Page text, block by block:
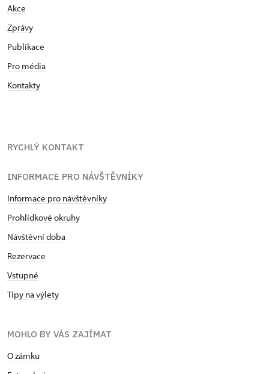
Akce
Zprávy
Publikace
Pro média
Kontakty
RYCHLÝ KONTAKT
INFORMACE PRO NÁVŠTĚVNÍKY
Informace pro návštěvníky
Prohlídkové okruhy
Návštěvní doba
Rezervace
Vstupné
Tipy na výlety
MOHLO BY VÁS ZAJÍMAT
O zámku